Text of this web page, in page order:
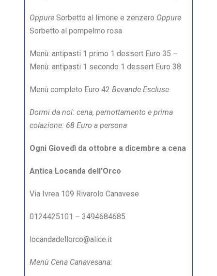
Oppure Sorbetto al limone e zenzero Oppure
Sorbetto al pompelmo rosa
Menù: antipasti 1 primo 1 dessert Euro 35 –
Menù: antipasti 1 secondo 1 dessert Euro 38
Menù completo Euro 42 Bevande Escluse
Dormi da noi: cena, pernottamento e prima
colazione: 68 Euro a persona
Ogni Giovedì da ottobre a dicembre a cena
Antica Locanda dell’Orco
Via Ivrea 109 Rivarolo Canavese
0124425101 – 3494684685
locandadellorco@alice.it
Menù Cena Canavesana: